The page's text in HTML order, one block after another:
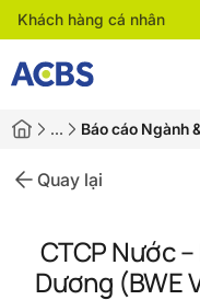
Khách hàng cá nhân
… Báo cáo Ngành
Quay lại
CTCP Nước
Dương (BWE